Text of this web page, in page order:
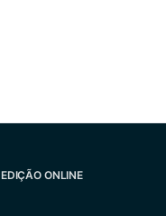
EDIÇÃO ONLINE